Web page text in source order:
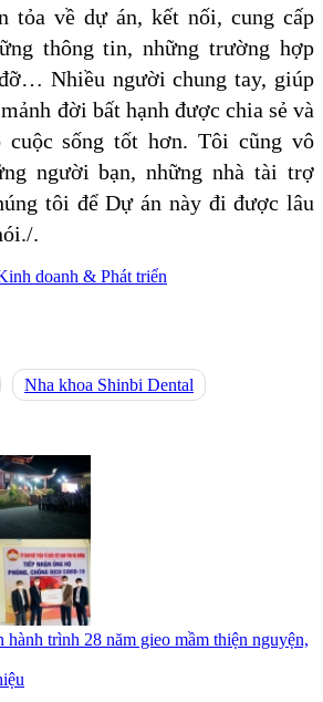
tỏa về dự án, kết nối, cung cấp
thông tin, những trường hợp
Nhiều người chung tay, giúp
đời bất hạnh được chia sẻ và
cuộc sống tốt hơn. Tôi cũng vô
người bạn, những nhà tài trợ
tôi để Dự án này đi được lâu
.
doanh & Phát triển
Nha khoa Shinbi Dental
hành trình 28 năm gieo mầm thiện nguyện,